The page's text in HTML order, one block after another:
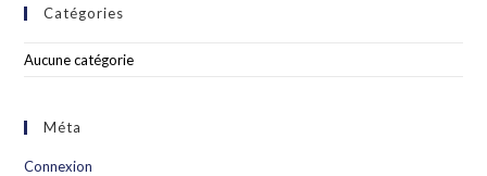
Catégories
Aucune catégorie
Méta
Connexion